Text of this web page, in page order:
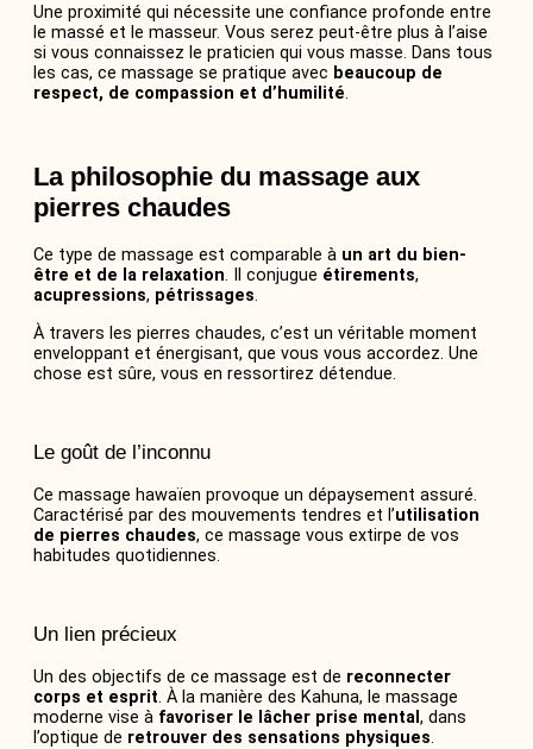
Une proximité qui nécessite une confiance profonde entre
le massé et le masseur. Vous serez peut-être plus à l’aise
si vous connaissez le praticien qui vous masse. Dans tous
les cas, ce massage se pratique avec beaucoup de
respect, de compassion et d’humilité.
La philosophie du massage aux
pierres chaudes
Ce type de massage est comparable à un art du bien-
être et de la relaxation. Il conjugue étirements,
acupressions, pétrissages.
À travers les pierres chaudes, c’est un véritable moment
enveloppant et énergisant, que vous vous accordez. Une
chose est sûre, vous en ressortirez détendue.
Le goût de l’inconnu
Ce massage hawaïen provoque un dépaysement assuré.
Caractérisé par des mouvements tendres et l’utilisation
de pierres chaudes, ce massage vous extirpe de vos
habitudes quotidiennes.
Un lien précieux
Un des objectifs de ce massage est de reconnecter
corps et esprit. À la manière des Kahuna, le massage
moderne vise à favoriser le lâcher prise mental , dans
l’optique de retrouver des sensations physiques.